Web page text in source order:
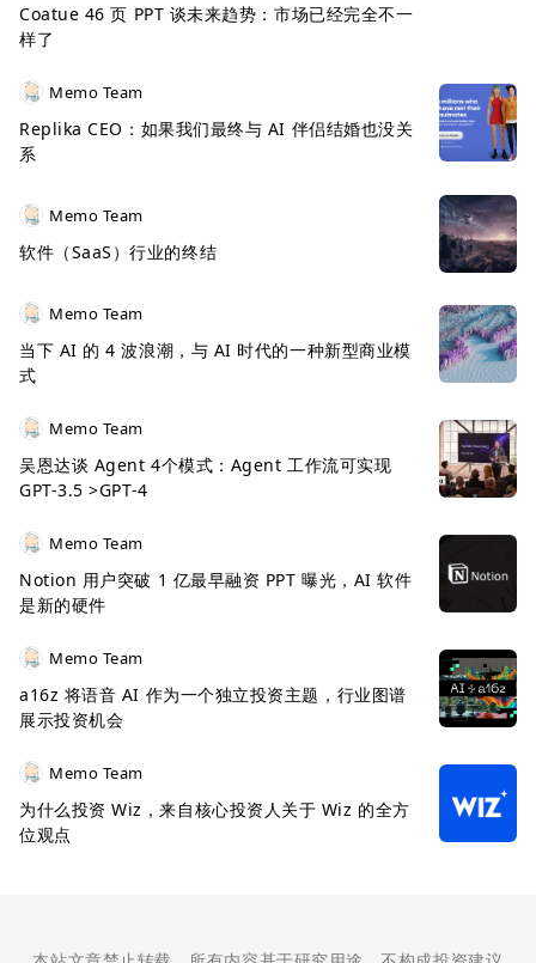
Coatue 46 页 PPT 谈未来趋势：市场已经完全不一
样了
Memo Team
Replika CEO：如果我们最终与 AI 伴侣结婚也没关
系
Memo Team
软件（SaaS）行业的终结
Memo Team
当下 AI 的 4 波浪潮，与 AI 时代的一种新型商业模
式
Memo Team
吴恩达谈 Agent 4个模式：Agent 工作流可实现
GPT-3.5 >GPT-4
Memo Team
Notion 用户突破 1 亿最早融资 PPT 曝光，AI 软件
是新的硬件
Memo Team
a16z 将语音 AI 作为一个独立投资主题，行业图谱
展示投资机会
Memo Team
为什么投资 Wiz，来自核心投资人关于 Wiz 的全方
位观点